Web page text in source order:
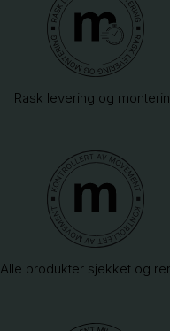
Rask levering og
Alle produkter sjekket og